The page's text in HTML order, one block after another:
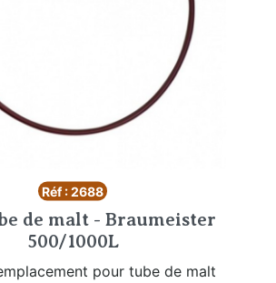
Réf : 2688
de malt - Braumeister
500/1000L
pour tube de malt